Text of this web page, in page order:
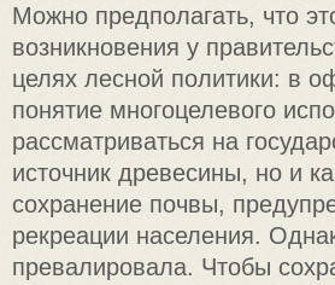
Можно предполагать, что
возникновения у
целях лесной политики: в
понятие многоцелевого
рассматриваться на
источник древесины, но и
сохранение почвы,
рекреации населения.
превалировала. Чтобы